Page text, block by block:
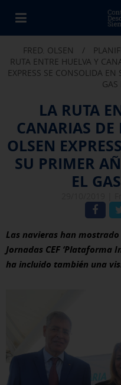
FRED. OLSEN /
RUTA ENTRE HUELVA Y
EXPRESS SE CONSOLIDA
GAS
LA RUTA
CANARIAS DE
OLSEN
SU PRIMER
EL
Las navieras han
Jornadas CEF ‘Plataforma
ha incluido también una